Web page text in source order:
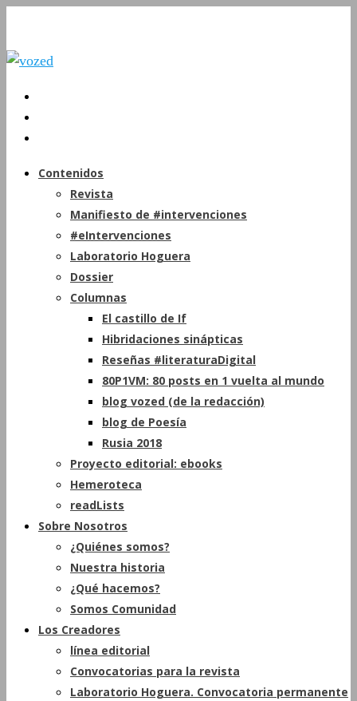
Contenidos
Revista
Manifiesto de #intervenciones
#eIntervenciones
Laboratorio Hoguera
Dossier
Columnas
El castillo de If
Hibridaciones sinápticas
Reseñas #literaturaDigital
80P1VM: 80 posts en 1 vuelta al mundo
blog vozed (de la redacción)
blog de Poesía
Rusia 2018
Proyecto editorial: ebooks
Hemeroteca
readLists
Sobre Nosotros
¿Quiénes somos?
Nuestra historia
¿Qué hacemos?
Somos Comunidad
Los Creadores
línea editorial
Convocatorias para la revista
Laboratorio Hoguera. Convocatoria permanente